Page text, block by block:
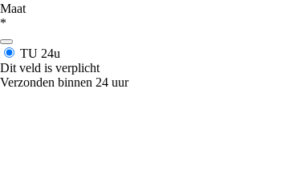
Maat
*
TU 24u
Dit veld is verplicht
Verzonden binnen 24 uur